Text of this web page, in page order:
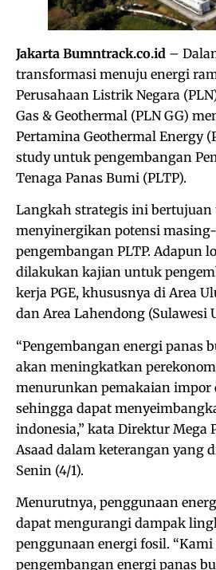
Jakarta Bumntrack.co.id –
transformasi menuju energi
Perusahaan Listrik Negara
Gas & Geothermal (PLN GG)
Pertamina Geothermal Energy
study untuk pengembangan
Tenaga Panas Bumi (PLTP).
Langkah strategis ini
menyinergikan potensi
pengembangan PLTP. Adapun
dilakukan kajian untuk
kerja PGE, khususnya di Area
dan Area Lahendong (Sulawesi
“Pengembangan energi panas
akan meningkatkan
menurunkan pemakaian impor
sehingga dapat
indonesia,” kata Direktur Mega
Asaad dalam keterangan yang
Senin (4/1).
Menurutnya, penggunaan
dapat mengurangi dampak
penggunaan energi fosil.
pengembangan energi panas